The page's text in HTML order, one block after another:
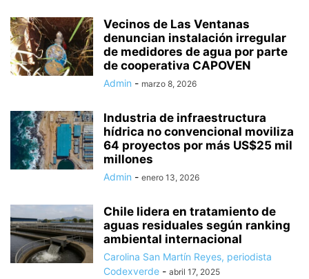
Vecinos de Las Ventanas
denuncian instalación irregular
de medidores de agua por parte
de cooperativa CAPOVEN
Admin - marzo 8, 2026
Industria de infraestructura
hídrica no convencional moviliza
64 proyectos por más US$25 mil
millones
Admin - enero 13, 2026
Chile lidera en tratamiento de
aguas residuales según ranking
ambiental internacional
Carolina San Martín Reyes, periodista
Codexverde - abril 17, 2025